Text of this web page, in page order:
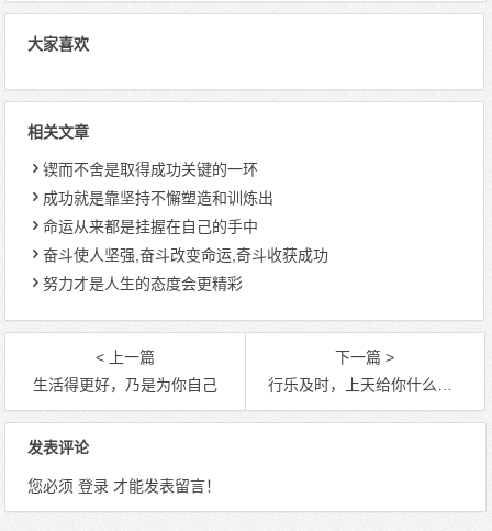
大家喜欢
相关文章
锲而不舍是取得成功关键的一环
成功就是靠坚持不懈塑造和训炼出
命运从来都是挂握在自己的手中
奋斗使人坚强,奋斗改变命运,奇斗收获成功
努力才是人生的态度会更精彩
< 上一篇
生活得更好，乃是为你自己
下一篇 >
行乐及时，上天给你什么，就享受什么
发表评论
您必须 登录才能发表留言！